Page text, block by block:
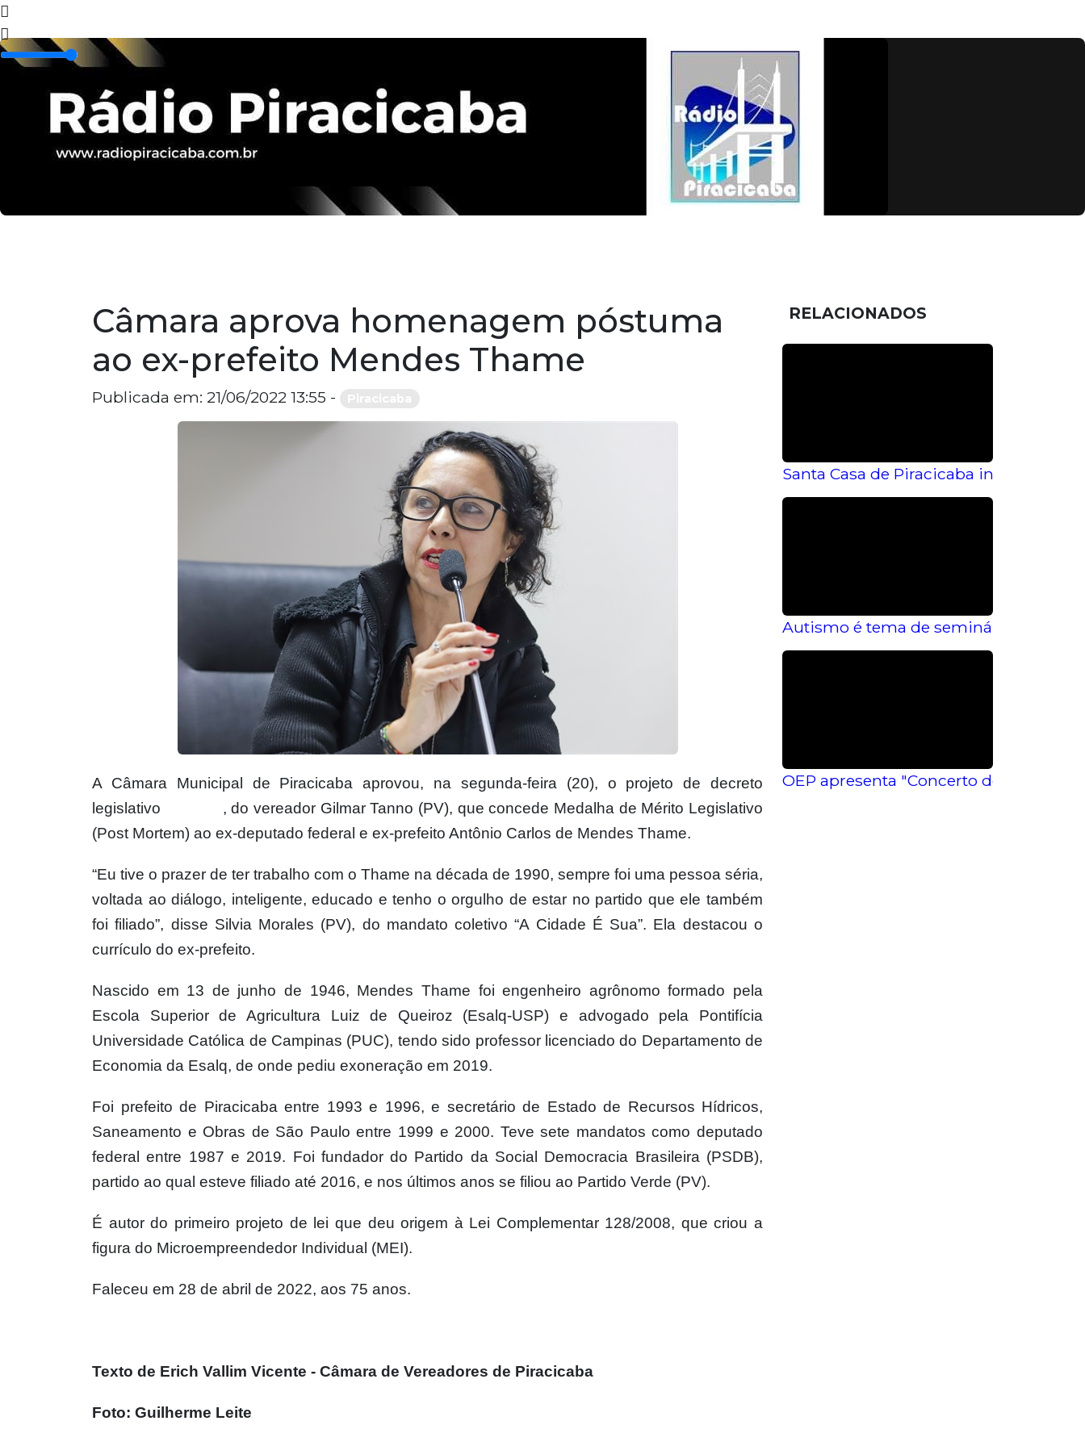
Câmara aprova homenagem póstuma
ao ex-prefeito Mendes Thame
Publicada em: 21/06/2022 13:55 -
A Câmara Municipal de Piracicaba aprovou, na segunda-feira (20), o projeto de decreto
legislativo
, do vereador Gilmar Tanno (PV), que concede Medalha de Mérito Legislativo
(Post Mortem) ao ex-deputado federal e ex-prefeito Antônio Carlos de Mendes Thame.
“Eu tive o prazer de ter trabalho com o Thame na década de 1990, sempre foi uma pessoa séria,
voltada ao diálogo, inteligente, educado e tenho o orgulho de estar no partido que ele também
foi filiado”, disse Silvia Morales (PV), do mandato coletivo “A Cidade É Sua”. Ela destacou o
currículo do ex-prefeito.
Nascido em 13 de junho de 1946, Mendes Thame foi engenheiro agrônomo formado pela
Escola Superior de Agricultura Luiz de Queiroz (Esalq-USP) e advogado pela Pontifícia
Universidade Católica de Campinas (PUC), tendo sido professor licenciado do Departamento de
Economia da Esalq, de onde pediu exoneração em 2019.
Foi prefeito de Piracicaba entre 1993 e 1996, e secretário de Estado de Recursos Hídricos,
Saneamento e Obras de São Paulo entre 1999 e 2000. Teve sete mandatos como deputado
federal entre 1987 e 2019. Foi fundador do Partido da Social Democracia Brasileira (PSDB),
partido ao qual esteve filiado até 2016, e nos últimos anos se filiou ao Partido Verde (PV).
É autor do primeiro projeto de lei que deu origem à Lei Complementar 128/2008, que criou a
figura do Microempreendedor Individual (MEI).
Faleceu em 28 de abril de 2022, aos 75 anos.
Texto de Erich Vallim Vicente - Câmara de Vereadores de Piracicaba
Foto: Guilherme Leite
RELACIONADOS
Santa Casa de Piracicaba inaugura
Autismo é tema de seminário no
OEP apresenta "Concerto de Danças"